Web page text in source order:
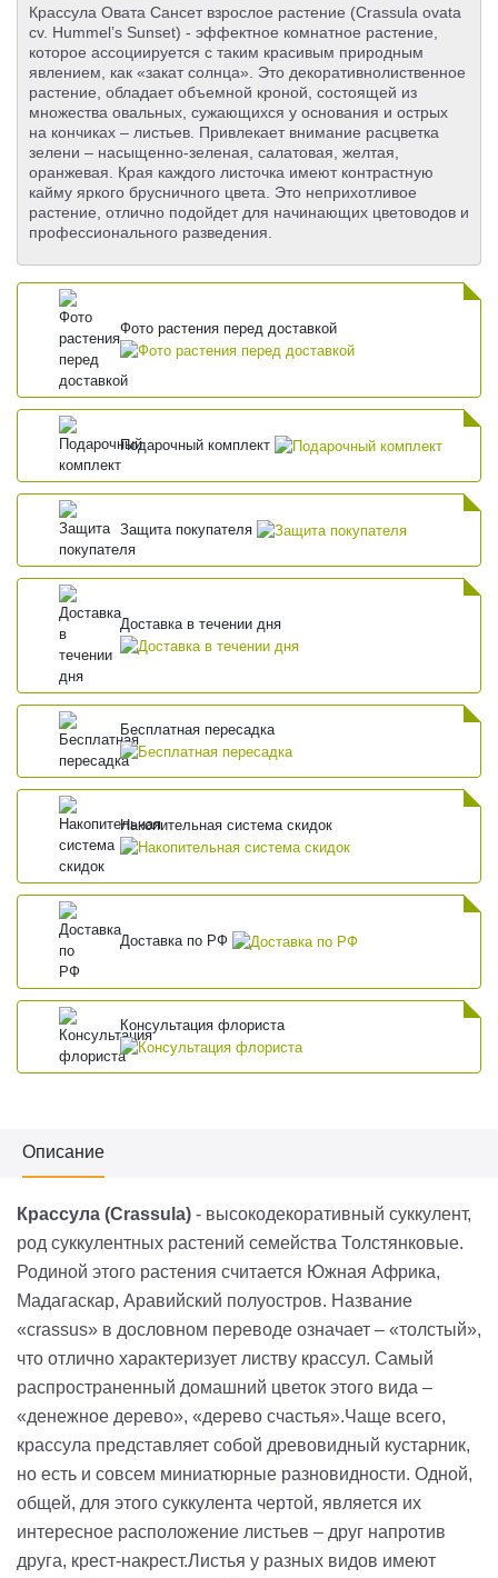
Крассула Овата Сансет взрослое растение (Crassula ovata
cv. Hummel’s Sunset) - эффектное комнатное растение,
которое ассоциируется с таким красивым природным
явлением, как «закат солнца». Это декоративнолиственное
растение, обладает объемной кроной, состоящей из
множества овальных, сужающихся у основания и острых
на кончиках – листьев. Привлекает внимание расцветка
зелени – насыщенно-зеленая, салатовая, желтая,
оранжевая. Края каждого листочка имеют контрастную
кайму яркого брусничного цвета. Это неприхотливое
растение, отлично подойдет для начинающих цветоводов и
профессионального разведения.
Фото растения перед доставкой
Подарочный комплект
Защита покупателя
Доставка в течении дня
Бесплатная пересадка
Накопительная система скидок
Доставка по РФ
Консультация флориста
Описание
Крассула (Crassula) - высокодекоративный суккулент,
род суккулентных растений семейства Толстянковые.
Родиной этого растения считается Южная Африка,
Мадагаскар, Аравийский полуостров. Название
«crassus» в дословном переводе означает – «толстый»,
что отлично характеризует листву крассул. Самый
распространенный домашний цветок этого вида –
«денежное дерево», «дерево счастья».Чаще всего,
крассула представляет собой древовидный кустарник,
но есть и совсем миниатюрные разновидности. Одной,
общей, для этого суккулента чертой, является их
интересное расположение листьев – друг напротив
друга, крест-накрест.Листья у разных видов имеют